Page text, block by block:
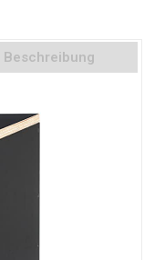
Beschreibung